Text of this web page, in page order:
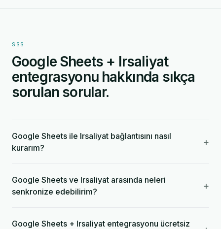
SSS
Google Sheets + Irsaliyat
entegrasyonu hakkında sıkça
sorulan sorular.
Google Sheets ile Irsaliyat bağlantısını nasıl
kurarım?
+
Google Sheets ve Irsaliyat arasında neleri
senkronize edebilirim?
+
Google Sheets + Irsaliyat entegrasyonu ücretsiz